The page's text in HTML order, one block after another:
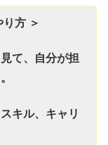
方 ＞
て、自分が担
キル、キャリ